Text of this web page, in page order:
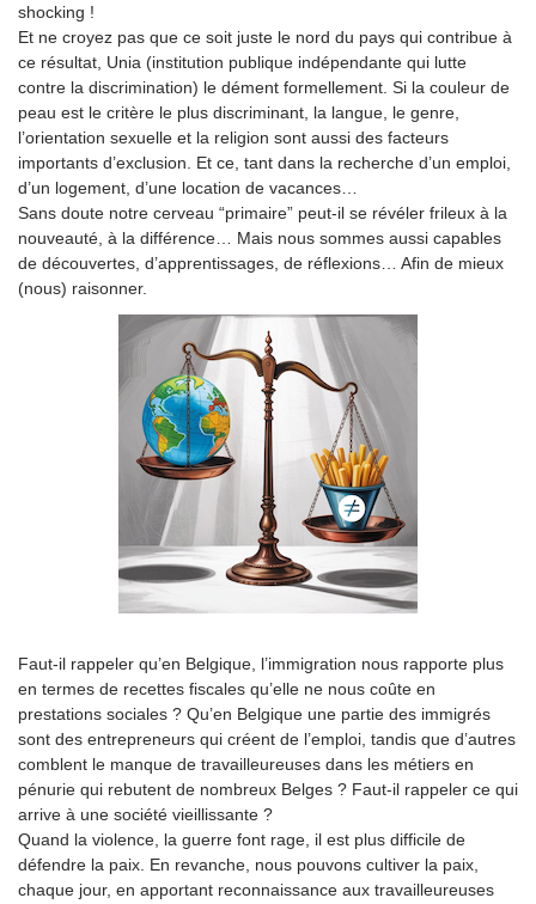
shocking !
Et ne croyez pas que ce soit juste le nord du pays qui contribue à
ce résultat, Unia (institution publique indépendante qui lutte
contre la discrimination) le dément formellement. Si la couleur de
peau est le critère le plus discriminant, la langue, le genre,
l’orientation sexuelle et la religion sont aussi des facteurs
importants d’exclusion. Et ce, tant dans la recherche d’un emploi,
d’un logement, d’une location de vacances…
Sans doute notre cerveau “primaire” peut-il se révéler frileux à la
nouveauté, à la différence… Mais nous sommes aussi capables
de découvertes, d’apprentissages, de réflexions… Afin de mieux
(nous) raisonner.
Faut-il rappeler qu’en Belgique, l’immigration nous rapporte plus
en termes de recettes fiscales qu’elle ne nous coûte en
prestations sociales ? Qu’en Belgique une partie des immigrés
sont des entrepreneurs qui créent de l’emploi, tandis que d’autres
comblent le manque de travailleureuses dans les métiers en
pénurie qui rebutent de nombreux Belges ? Faut-il rappeler ce qui
arrive à une société vieillissante ?
Quand la violence, la guerre font rage, il est plus difficile de
défendre la paix. En revanche, nous pouvons cultiver la paix,
chaque jour, en apportant reconnaissance aux travailleureuses